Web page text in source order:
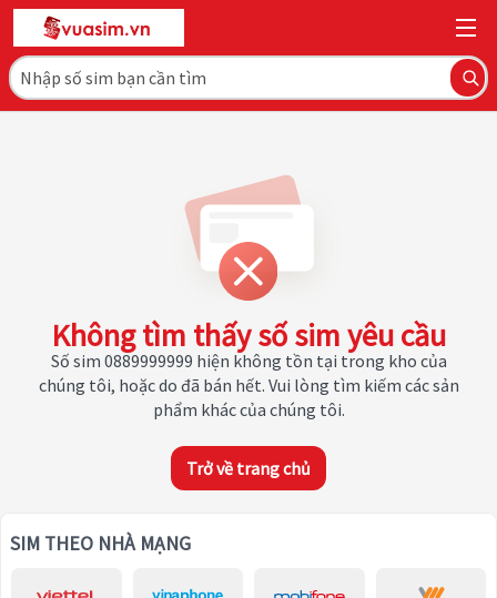
Không tìm thấy số sim yêu cầu
Số sim 0889999999 hiện không tồn tại trong kho của
chúng tôi, hoặc do đã bán hết. Vui lòng tìm kiếm các sản
phẩm khác của chúng tôi.
Trở về trang chủ
SIM THEO NHÀ MẠNG